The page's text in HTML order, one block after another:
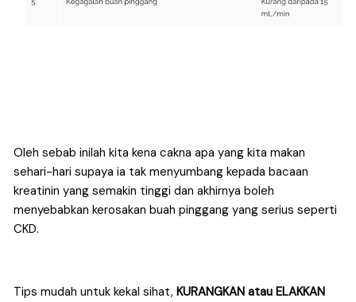
Oleh sebab inilah kita kena cakna apa yang kita makan
sehari-hari supaya ia tak menyumbang kepada bacaan
kreatinin yang semakin tinggi dan akhirnya boleh
menyebabkan kerosakan buah pinggang yang serius seperti
CKD.
Tips mudah untuk kekal sihat, KURANGKAN atau ELAKKAN